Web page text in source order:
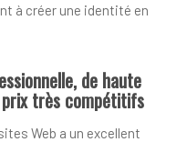
à créer une identité en
de haute
très compétitifs
Web a un excellent